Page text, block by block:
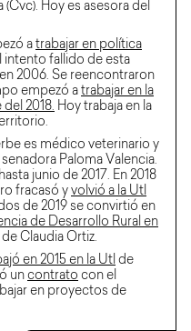
Hoy es asesora del
a trabajar en política
intento fallido de esta
2006. Se reencontraron
empezó a trabajar en la
2018. Hoy trabaja en la
es médico veterinario y
Paloma Valencia.
junio de 2017. En 2018
fracasó y volvió a la Utl
de 2019 se convirtió en
de Desarrollo Rural en
Claudia Ortiz.
en 2015 en la Utl de
un contrato con el
en proyectos de